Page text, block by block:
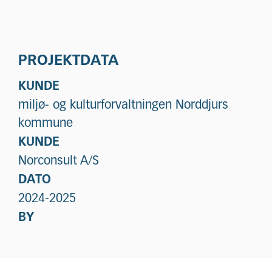
PROJEKTDATA
KUNDE
miljø- og kulturforvaltningen Norddjurs
kommune
KUNDE
Norconsult A/S
DATO
2024-2025
BY